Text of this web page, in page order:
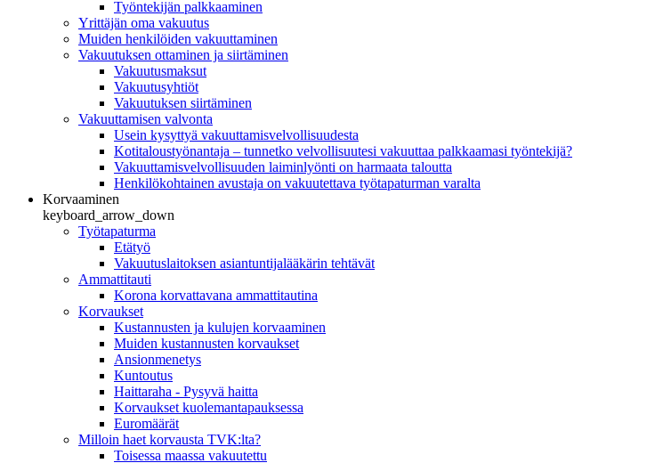
Työntekijän palkkaaminen
Yrittäjän oma vakuutus
Muiden henkilöiden vakuuttaminen
Vakuutuksen ottaminen ja siirtäminen
Vakuutusmaksut
Vakuutusyhtiöt
Vakuutuksen siirtäminen
Vakuuttamisen valvonta
Usein kysyttyä vakuuttamisvelvollisuudesta
Kotitaloustyönantaja – tunnetko velvollisuutesi vakuuttaa palkkaamasi työntekijä?
Vakuuttamisvelvollisuuden laiminlyönti on harmaata taloutta
Henkilökohtainen avustaja on vakuutettava työtapaturman varalta
Korvaaminen
keyboard_arrow_down
Työtapaturma
Etätyö
Vakuutuslaitoksen asiantuntijalääkärin tehtävät
Ammattitauti
Korona korvattavana ammattitautina
Korvaukset
Kustannusten ja kulujen korvaaminen
Muiden kustannusten korvaukset
Ansionmenetys
Kuntoutus
Haittaraha - Pysyvä haitta
Korvaukset kuolemantapauksessa
Euromäärät
Milloin haet korvausta TVK:lta?
Toisessa maassa vakuutettu